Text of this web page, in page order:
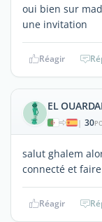
oui bien sur
une invitation
Réagir
EL
| 30
salut ghalem
connecté et
Réagir